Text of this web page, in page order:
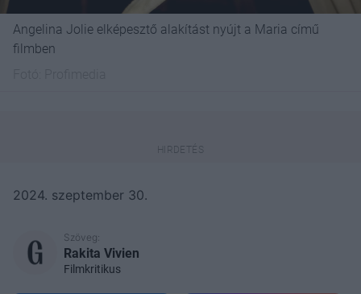
Angelina Jolie elképesztő alakítást nyújt a Maria című
filmben
2024. szeptember 30.
Szöveg:
Rakita Vivien
Filmkritikus